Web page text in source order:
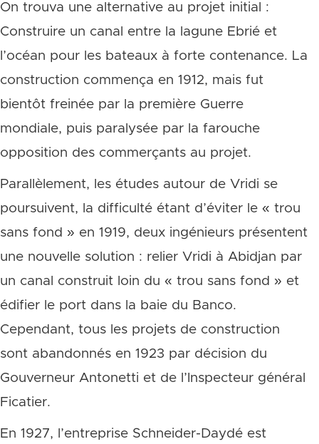
On trouva une alternative au projet initial :
Construire un canal entre la lagune Ebrié et
l’océan pour les bateaux à forte contenance. La
construction commença en 1912, mais fut
bientôt freinée par la première Guerre
mondiale, puis paralysée par la farouche
opposition des commerçants au projet.
Parallèlement, les études autour de Vridi se
poursuivent, la difficulté étant d’éviter le « trou
sans fond » en 1919, deux ingénieurs présentent
une nouvelle solution : relier Vridi à Abidjan par
un canal construit loin du « trou sans fond » et
édifier le port dans la baie du Banco.
Cependant, tous les projets de construction
sont abandonnés en 1923 par décision du
Gouverneur Antonetti et de l’Inspecteur général
Ficatier.
En 1927, l’entreprise Schneider-Daydé est